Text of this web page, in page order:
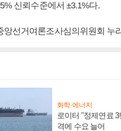
신뢰수준에서 ±3.1%다.
앙선거여론조사심의위원회 누
화학·에너지
로이터 "정제연료
격에 수요 늘어